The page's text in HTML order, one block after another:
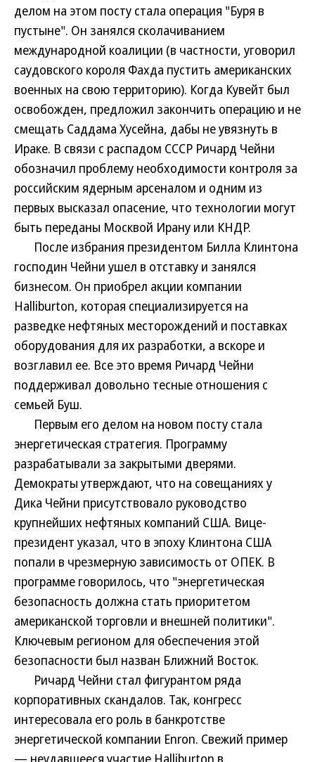
делом на этом посту стала операция "Буря в
пустыне". Он занялся сколачиванием
международной коалиции (в частности, уговорил
саудовского короля Фахда пустить американских
военных на свою территорию). Когда Кувейт был
освобожден, предложил закончить операцию и не
смещать Саддама Хусейна, дабы не увязнуть в
Ираке. В связи с распадом СССР Ричард Чейни
обозначил проблему необходимости контроля за
российским ядерным арсеналом и одним из
первых высказал опасение, что технологии могут
быть переданы Москвой Ирану или КНДР.
После избрания президентом Билла Клинтона
господин Чейни ушел в отставку и занялся
бизнесом. Он приобрел акции компании
Halliburton, которая специализируется на
разведке нефтяных месторождений и поставках
оборудования для их разработки, а вскоре и
возглавил ее. Все это время Ричард Чейни
поддерживал довольно тесные отношения с
семьей Буш.
Первым его делом на новом посту стала
энергетическая стратегия. Программу
разрабатывали за закрытыми дверями.
Демократы утверждают, что на совещаниях у
Дика Чейни присутствовало руководство
крупнейших нефтяных компаний США. Вице-
президент указал, что в эпоху Клинтона США
попали в чрезмерную зависимость от ОПЕК. В
программе говорилось, что "энергетическая
безопасность должна стать приоритетом
американской торговли и внешней политики".
Ключевым регионом для обеспечения этой
безопасности был назван Ближний Восток.
Ричард Чейни стал фигурантом ряда
корпоративных скандалов. Так, конгресс
интересовала его роль в банкротстве
энергетической компании Enron. Свежий пример
— неудавшееся участие Halliburton в